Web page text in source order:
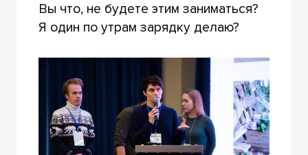
Вы что, не будете этим заниматься?
Я один по утрам зарядку делаю?